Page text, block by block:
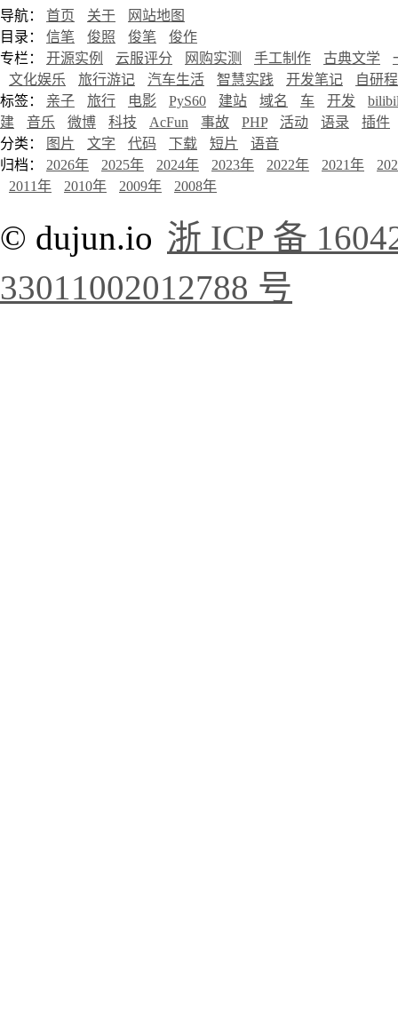
导航： 首页 关于
网站地图
目录： 信笔 俊照 俊笔
俊作
专栏： 开源实例 云服评分 网购实测 手工制作 古典文学
文化娱乐
旅行游记 汽车生活 智慧实践 开发笔记
自研
标签： 亲子 旅行 电影 PyS60 建站 域名 车 开发
建
音乐 微博 科技 AcFun 事故 PHP 活动 语录
插件
分类：
图片 文字 代码 下载 短片
语音
归档： 2026年 2025年 2024年 2023年 2022年 2021年
2011年
2010年 2009年 2008年
© dujun.io 浙 ICP 备
33011002012788 号